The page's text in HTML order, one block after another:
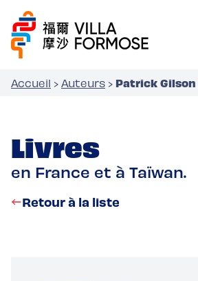
Accueil › Auteurs › Patrick Gilson /
Livres
en France et à Taïwan.
Retour à la liste